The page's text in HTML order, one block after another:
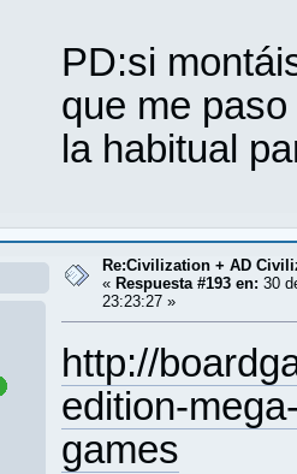
PD:si
que me
la habitual
Re:Civilization + AD
« Respuesta #193 en: 30
23:23:27 »
http://
edition-
games